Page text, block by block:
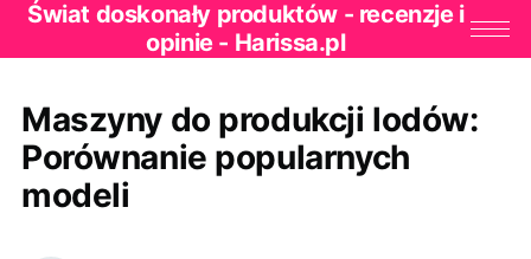
Świat doskonały produktów - recenzje i
opinie - Harissa.pl
Maszyny do produkcji lodów:
Porównanie popularnych
modeli